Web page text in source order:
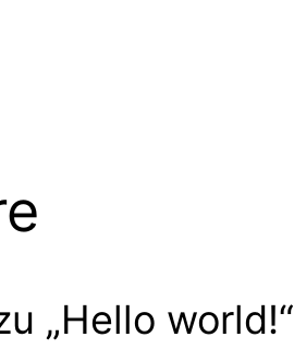
„Hello world!“